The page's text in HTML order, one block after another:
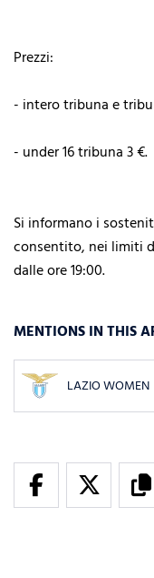
Prezzi:
- intero tribuna e
- under 16 tribuna 3 €.
Si informano i
consentito, nei limiti
dalle ore 19:00.
MENTIONS IN THIS
LAZIO WOMEN